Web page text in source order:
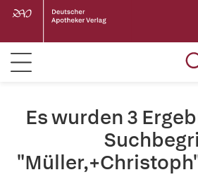
Es wurden 3